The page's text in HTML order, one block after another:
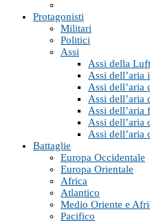
Protagonisti
Militari
Politici
Assi
Assi della
Assi dell’aria
Assi dell’aria
Assi dell’aria
Assi dell’aria
Assi dell’aria
Assi dell’aria
Battaglie
Europa Occidentale
Europa Orientale
Africa
Atlantico
Medio Oriente e
Pacifico